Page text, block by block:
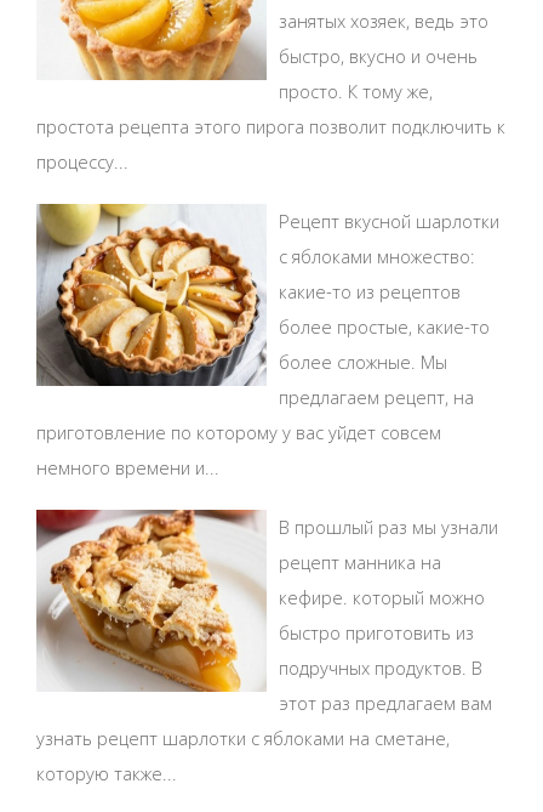
занятых хозяек, ведь это
быстро, вкусно и очень
просто. К тому же,
простота рецепта этого пирога позволит подключить к
процессу...
Рецепт вкусной шарлотки
с яблоками множество:
какие-то из рецептов
более простые, какие-то
более сложные. Мы
предлагаем рецепт, на
приготовление по которому у вас уйдет совсем
немного времени и...
В прошлый раз мы узнали
рецепт манника на
кефире. который можно
быстро приготовить из
подручных продуктов. В
этот раз предлагаем вам
узнать рецепт шарлотки с яблоками на сметане,
которую также...